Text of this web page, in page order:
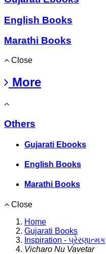
English Books
Marathi Books
Close
More
Others
Gujarati Ebooks
English Books
Marathi Books
Close
Home
Gujarati Books
Inspiration - પ્રેરણાત્મક
Vicharo Nu Vavetar